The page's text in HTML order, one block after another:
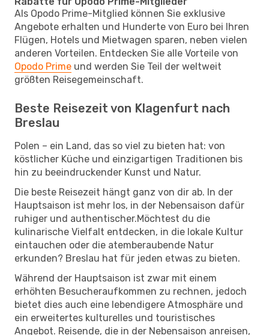
Als Opodo Prime-Mitglied können Sie exklusive
Angebote erhalten und Hunderte von Euro bei Ihren
Flügen, Hotels und Mietwagen sparen, neben vielen
anderen Vorteilen. Entdecken Sie alle Vorteile von
Opodo Prime und werden Sie Teil der weltweit
größten Reisegemeinschaft.
Beste Reisezeit von Klagenfurt nach
Breslau
Polen – ein Land, das so viel zu bieten hat: von
köstlicher Küche und einzigartigen Traditionen bis
hin zu beeindruckender Kunst und Natur.
Die beste Reisezeit hängt ganz von dir ab. In der
Hauptsaison ist mehr los, in der Nebensaison dafür
ruhiger und authentischer.Möchtest du die
kulinarische Vielfalt entdecken, in die lokale Kultur
eintauchen oder die atemberaubende Natur
erkunden? Breslau hat für jeden etwas zu bieten.
Während der Hauptsaison ist zwar mit einem
erhöhten Besucheraufkommen zu rechnen, jedoch
bietet dies auch eine lebendigere Atmosphäre und
ein erweitertes kulturelles und touristisches
Angebot. Reisende, die in der Nebensaison anreisen,